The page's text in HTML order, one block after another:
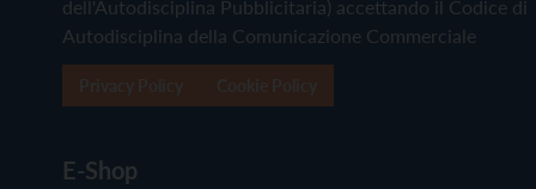
dell'Autodisciplina Pubblicitaria) accettando il Codice di
Autodisciplina della Comunicazione Commerciale
E-Shop